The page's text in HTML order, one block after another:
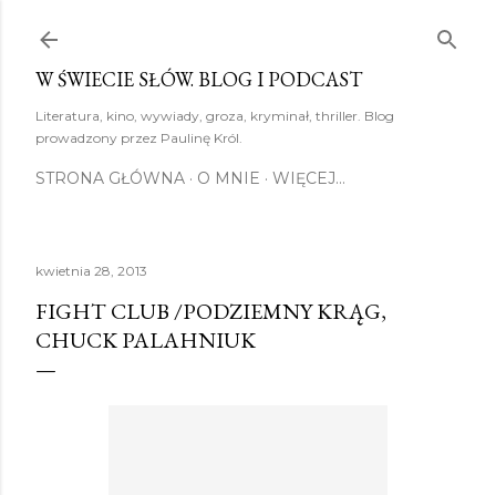
W ŚWIECIE SŁÓW. BLOG I PODCAST
Literatura, kino, wywiady, groza, kryminał, thriller. Blog
prowadzony przez Paulinę Król.
STRONA GŁÓWNA O MNIE WIĘCEJ…
kwietnia 28, 2013
FIGHT CLUB /PODZIEMNY KRĄG,
CHUCK PALAHNIUK